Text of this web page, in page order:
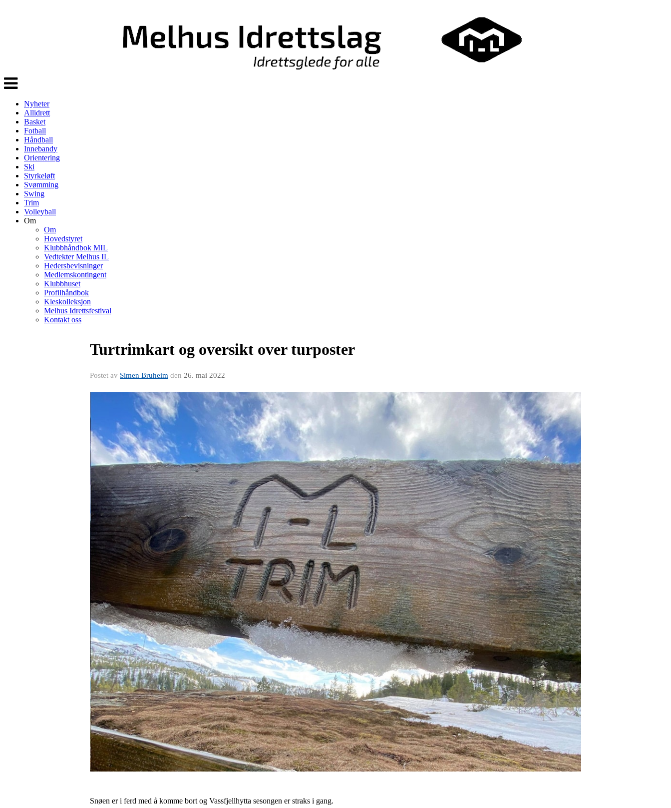
Veksle
navigasjon
Nyheter
Allidrett
Basket
Fotball
Håndball
Innebandy
Orientering
Ski
Styrkeløft
Svømming
Swing
Trim
Volleyball
Om
Om
Hovedstyret
Klubbhåndbok MIL
Vedtekter Melhus IL
Hedersbevisninger
Medlemskontingent
Klubbhuset
Profilhåndbok
Kleskolleksjon
Melhus Idrettsfestival
Kontakt oss
Turtrimkart og oversikt over turposter
Postet av Simen Bruheim den 26. mai 2022
Snøen er i ferd med å komme bort og Vassfjellhytta sesongen er straks i gang.